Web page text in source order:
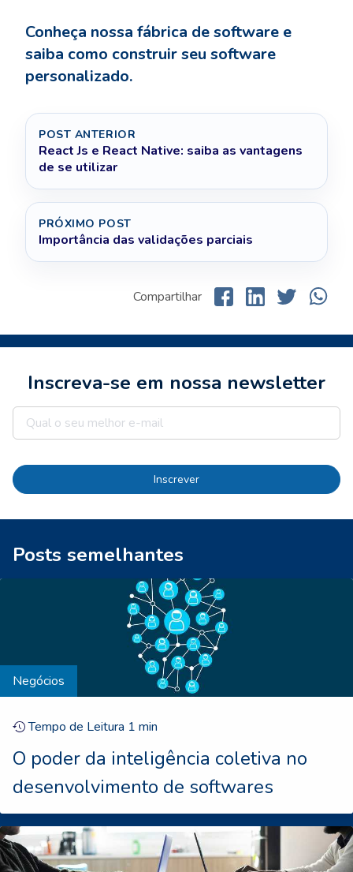
Conheça nossa fábrica de software e
saiba como construir seu software
personalizado.
POST ANTERIOR
React Js e React Native: saiba as vantagens
de se utilizar
PRÓXIMO POST
Importância das validações parciais
Compartilhar
Inscreva-se em nossa newsletter
Inscrever
Posts semelhantes
Negócios
Tempo de Leitura 1 min
O poder da inteligência coletiva no
desenvolvimento de softwares